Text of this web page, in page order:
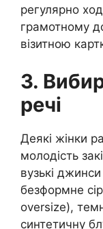
регулярно
грамотному
візитною
3.
речі
Деякі жінки
молодість
вузькі
безформне
oversize),
синтетичну